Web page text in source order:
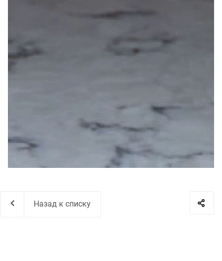
Назад к списку